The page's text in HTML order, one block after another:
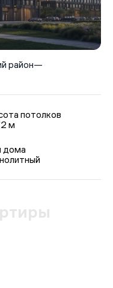
район—
потолков
м
дома